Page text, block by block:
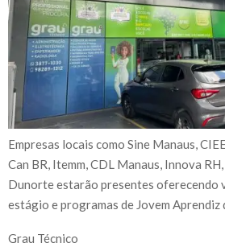
Empresas locais como Sine Manaus,
Can BR, Itemm, CDL Manaus, Innova
Dunorte estarão presentes oferecendo
estágio e programas de Jovem Aprendiz
Grau Técnico